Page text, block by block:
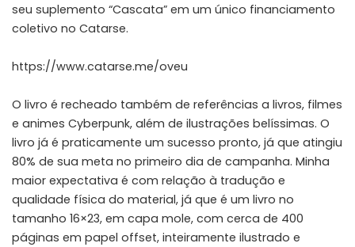
seu suplemento “Cascata” em um único financiamento
coletivo no Catarse.
https://www.catarse.me/oveu
O livro é recheado também de referências a livros, filmes
e animes Cyberpunk, além de ilustrações belíssimas. O
livro já é praticamente um sucesso pronto, já que atingiu
80% de sua meta no primeiro dia de campanha. Minha
maior expectativa é com relação à tradução e
qualidade física do material, já que é um livro no
tamanho 16×23, em capa mole, com cerca de 400
páginas em papel offset, inteiramente ilustrado e